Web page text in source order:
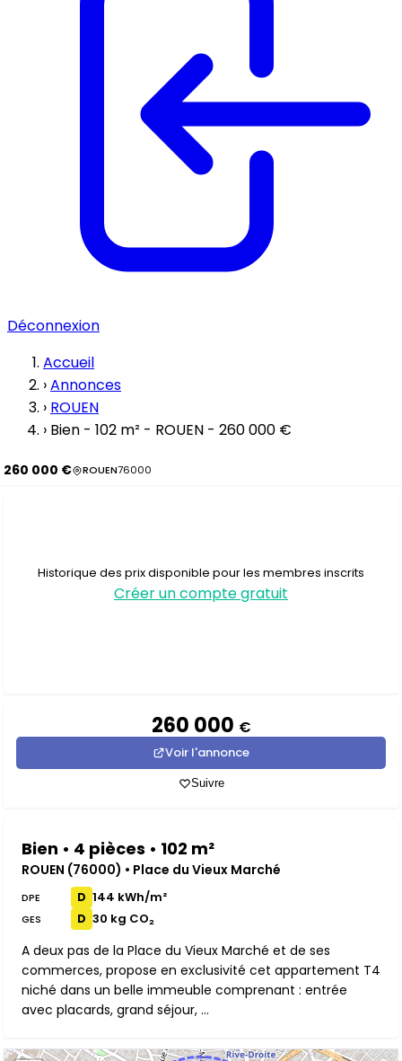
Déconnexion
Accueil
›Annonces
› ROUEN
› Bien - 102 m² - ROUEN - 260 000 €
260 000 € ROUEN76000
Historique des prix disponible pour les membres inscrits
Créer un compte gratuit
260 000 €
Voir l'annonce
Suivre
Bien • 4 pièces • 102 m²
ROUEN (76000) • Place du Vieux Marché
DPE D 144 kWh/m²
GES D 30 kg CO₂
A deux pas de la Place du Vieux Marché et de ses
commerces, propose en exclusivité cet appartement T4
niché dans un belle immeuble comprenant : entrée
avec placards, grand séjour, ...